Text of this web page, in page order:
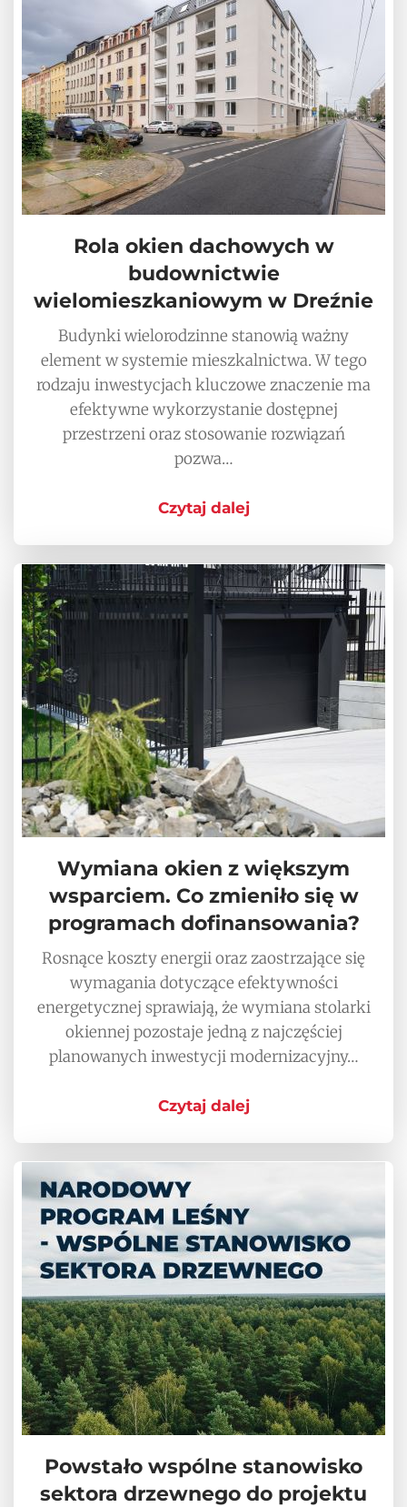
Rola okien dachowych w
budownictwie
wielomieszkaniowym w Dreźnie
Budynki wielorodzinne stanowią ważny
element w systemie mieszkalnictwa. W tego
rodzaju inwestycjach kluczowe znaczenie ma
efektywne wykorzystanie dostępnej
przestrzeni oraz stosowanie rozwiązań
pozwa…
Czytaj dalej
Wymiana okien z większym
wsparciem. Co zmieniło się w
programach dofinansowania?
Rosnące koszty energii oraz zaostrzające się
wymagania dotyczące efektywności
energetycznej sprawiają, że wymiana stolarki
okiennej pozostaje jedną z najczęściej
planowanych inwestycji modernizacyjny…
Czytaj dalej
Powstało wspólne stanowisko
sektora drzewnego do projektu